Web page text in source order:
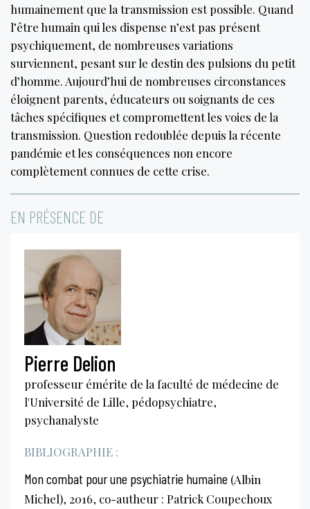
humainement que la transmission est possible. Quand
l’être humain qui les dispense n’est pas présent
psychiquement, de nombreuses variations
surviennent, pesant sur le destin des pulsions du petit
d’homme. Aujourd’hui de nombreuses circonstances
éloignent parents, éducateurs ou soignants de ces
tâches spécifiques et compromettent les voies de la
transmission. Question redoublée depuis la récente
pandémie et les conséquences non encore
complètement connues de cette crise.
EN PRÉSENCE DE
Pierre Delion
professeur émérite de la faculté de médecine de
l'Université de Lille, pédopsychiatre,
psychanalyste
BIBLIOGRAPHIE :
Mon combat pour une psychiatrie humaine (Albin
Michel), 2016, co-autheur : Patrick Coupechoux